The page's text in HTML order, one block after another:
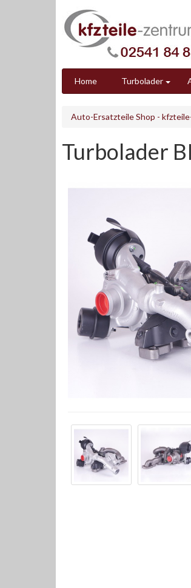
Home Turbolader
Auto-Ersatzteile Shop -
Turbolader